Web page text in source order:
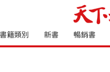
書籍類別 新書 暢銷書